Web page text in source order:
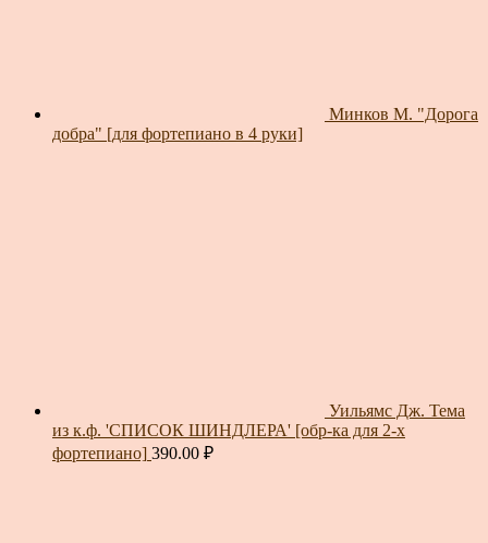
Минков М. "Дорога
добра" [для фортепиано в 4 руки]
Уильямс Дж. Тема
из к.ф. 'СПИСОК ШИНДЛЕРА' [обр-ка для 2-х
фортепиано] 390.00 ₽